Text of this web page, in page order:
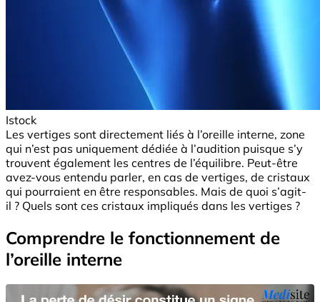
Istock
Les vertiges sont directement liés à l’oreille interne, zone
qui n’est pas uniquement dédiée à l’audition puisque s’y
trouvent également les centres de l’équilibre. Peut-être
avez-vous entendu parler, en cas de vertiges, de cristaux
qui pourraient en être responsables. Mais de quoi s’agit-
il ? Quels sont ces cristaux impliqués dans les vertiges ?
Comprendre le fonctionnement de
l’oreille interne